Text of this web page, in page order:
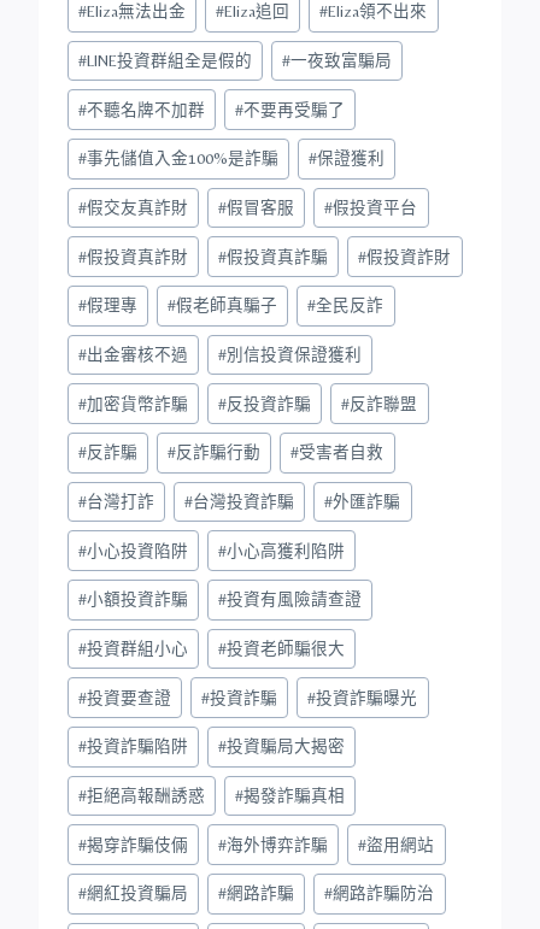
#Eliza無法出金 #Eliza追回 #Eliza領不出來
#LINE投資群組全是假的 #一夜致富騙局
#不聽名牌不加群 #不要再受騙了
#事先儲值入金100%是詐騙 #保證獲利
#假交友真詐財 #假冒客服 #假投資平台
#假投資真詐財 #假投資真詐騙 #假投資詐財
#假理專 #假老師真騙子 #全民反詐
#出金審核不過 #別信投資保證獲利
#加密貨幣詐騙 #反投資詐騙 #反詐聯盟
#反詐騙 #反詐騙行動 #受害者自救
#台灣打詐 #台灣投資詐騙 #外匯詐騙
#小心投資陷阱 #小心高獲利陷阱
#小額投資詐騙 #投資有風險請查證
#投資群組小心 #投資老師騙很大
#投資要查證 #投資詐騙 #投資詐騙曝光
#投資詐騙陷阱 #投資騙局大揭密
#拒絕高報酬誘惑 #揭發詐騙真相
#揭穿詐騙伎倆 #海外博弈詐騙 #盜用網站
#網紅投資騙局 #網路詐騙 #網路詐騙防治